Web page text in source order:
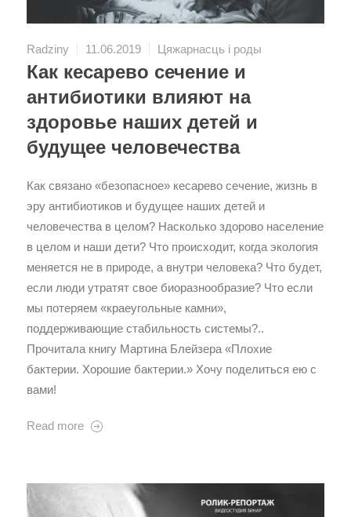
Radziny 11.06.2019 Цяжарнасць і роды
Как кесарево сечение и
антибиотики влияют на
здоровье наших детей и
будущее человечества
Как связано «безопасное» кесарево сечение, жизнь в
эру антибиотиков и будущее наших детей и
человечества в целом? Насколько здорово население
в целом и наши дети? Что происходит, когда экология
меняется не в природе, а внутри человека? Что будет,
если люди утратят свое биоразнообразие? Что если
мы потеряем «краеугольные камни»,
поддерживающие стабильность системы?..
Прочитала книгу Мартина Блейзера «Плохие
бактерии. Хорошие бактерии.» Хочу поделиться ею с
вами!
Read more